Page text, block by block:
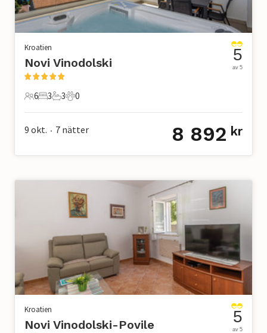
Kroatien
Novi Vinodolski
6 Gäster
6
3 Sovrum
3
3 Badrum
3
0 Husdjur
0
5
av 5
9 okt. • 7 nätter 8 892 kr
Kroatien
Novi Vinodolski-Povile 5
av 5